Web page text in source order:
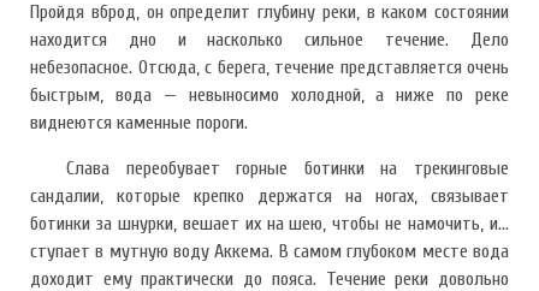
Пройдя вброд, он определит глубину реки, в каком состоянии
находится дно и насколько сильное течение. Дело
небезопасное. Отсюда, с берега, течение представляется очень
быстрым, вода — невыносимо холодной, а ниже по реке
виднеются каменные пороги.
Слава переобувает горные ботинки на трекинговые
сандалии, которые крепко держатся на ногах, связывает
ботинки за шнурки, вешает их на шею, чтобы не намочить, и…
ступает в мутную воду Аккема. В самом глубоком месте вода
доходит ему практически до пояса. Течение реки довольно